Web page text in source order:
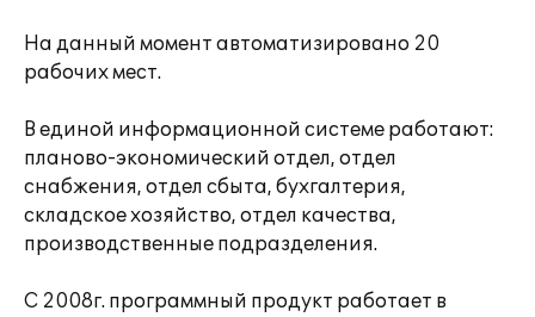
На данный момент автоматизировано 20
рабочих мест.
В единой информационной системе работают:
планово-экономический отдел, отдел
снабжения, отдел сбыта, бухгалтерия,
складское хозяйство, отдел качества,
производственные подразделения.
С 2008г. программный продукт работает в